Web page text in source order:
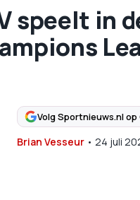
speelt in
Volg Sportnieuws.nl
Brian Vesseur• 24 juli